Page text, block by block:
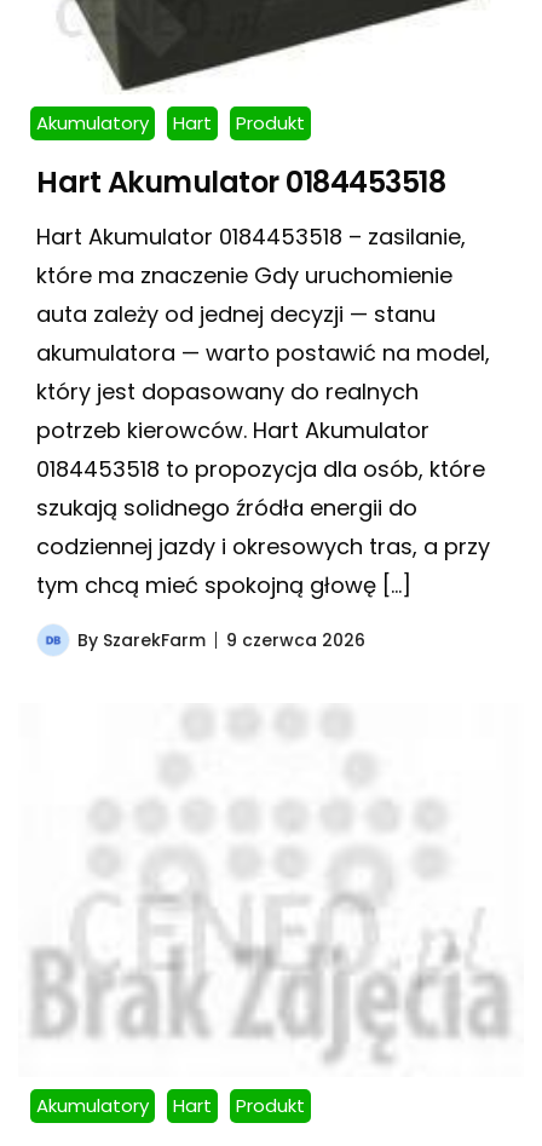
Akumulatory Hart Produkt
Hart Akumulator 0184453518
Hart Akumulator 0184453518 – zasilanie,
które ma znaczenie Gdy uruchomienie
auta zależy od jednej decyzji — stanu
akumulatora — warto postawić na model,
który jest dopasowany do realnych
potrzeb kierowców. Hart Akumulator
0184453518 to propozycja dla osób, które
szukają solidnego źródła energii do
codziennej jazdy i okresowych tras, a przy
tym chcą mieć spokojną głowę […]
By SzarekFarm 9 czerwca 2026
Akumulatory Hart Produkt